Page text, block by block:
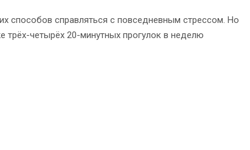
способов справляться с повседневным стрессом. Но
четырёх 20-минутных прогулок в неделю